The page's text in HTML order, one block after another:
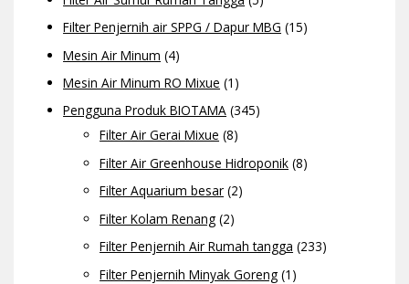
Filter Penjernih air SPPG / Dapur MBG (15)
Mesin Air Minum (4)
Mesin Air Minum RO Mixue (1)
Pengguna Produk BIOTAMA (345)
Filter Air Gerai Mixue (8)
Filter Air Greenhouse Hidroponik (8)
Filter Aquarium besar (2)
Filter Kolam Renang (2)
Filter Penjernih Air Rumah tangga (233)
Filter Penjernih Minyak Goreng (1)